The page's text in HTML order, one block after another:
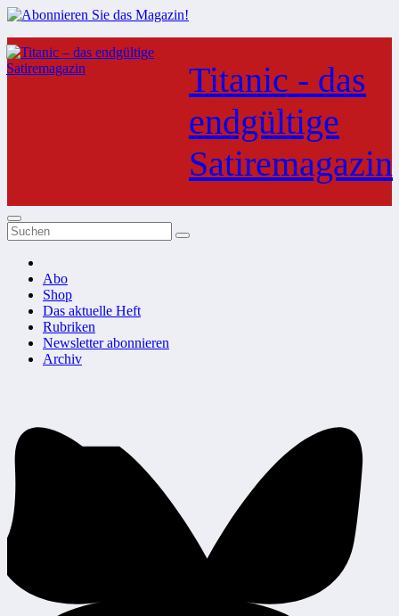
Zum
Inhalt
springen
Titanic - das
endgültige
Satiremagazin
Abo
Shop
Das aktuelle Heft
Rubriken
Newsletter abonnieren
Archiv